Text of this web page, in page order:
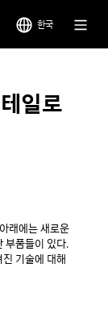
한국
일로
래에는 새로운
부품들이 있다.
기술에 대해